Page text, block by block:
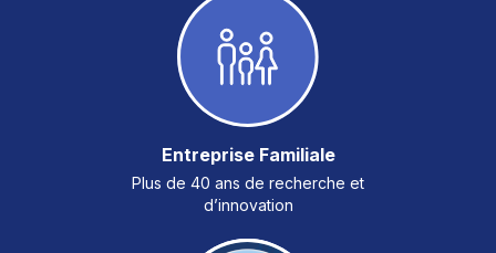
Entreprise Familiale
Plus de 40 ans de recherche et
d’innovation